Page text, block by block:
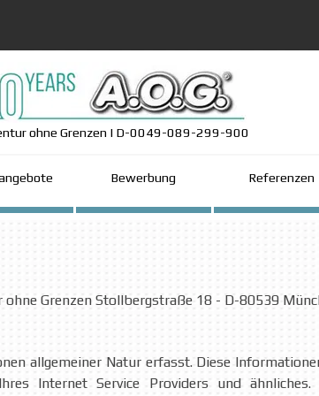
ohne Grenzen | D-0049-089-299-900
Bewerbung Referenzen
ohne GrenzenStollbergstraße 18 - D-80539
allgemeiner Natur erfasst. Diese
Internet Service Providers und